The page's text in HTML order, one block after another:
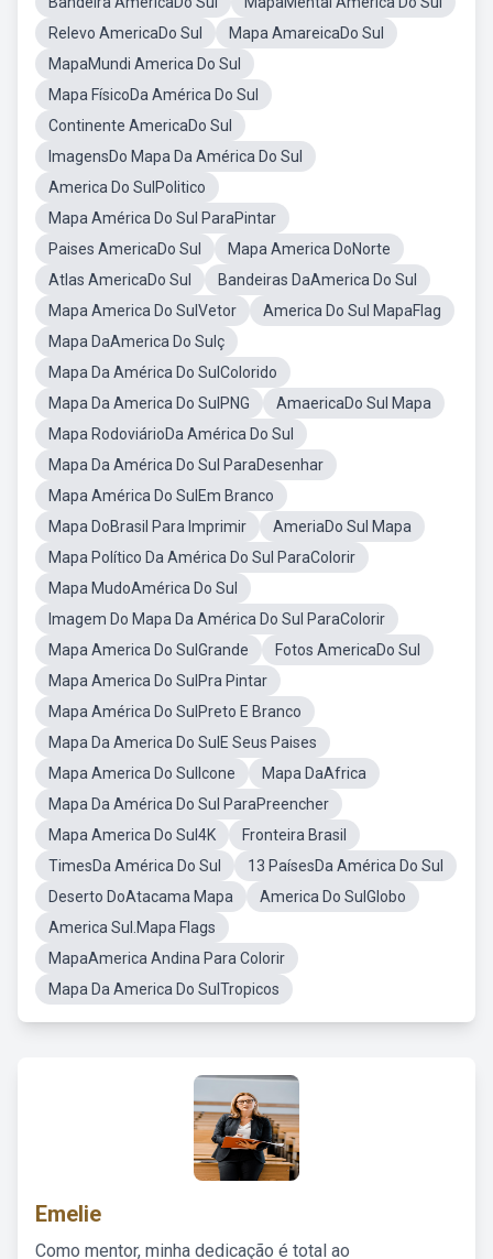
Relevo AmericaDo Sul
Mapa AmareicaDo Sul
MapaMundi America Do Sul
Mapa FísicoDa América Do Sul
Continente AmericaDo Sul
ImagensDo Mapa Da América Do Sul
America Do SulPolitico
Mapa América Do Sul ParaPintar
Paises AmericaDo Sul
Mapa America DoNorte
Atlas AmericaDo Sul
Bandeiras DaAmerica Do Sul
Mapa America Do SulVetor
America Do Sul MapaFlag
Mapa DaAmerica Do Sulç
Mapa Da América Do SulColorido
Mapa Da America Do SulPNG
AmaericaDo Sul Mapa
Mapa RodoviárioDa América Do Sul
Mapa Da América Do Sul ParaDesenhar
Mapa América Do SulEm Branco
Mapa DoBrasil Para Imprimir
AmeriaDo Sul Mapa
Mapa Político Da América Do Sul ParaColorir
Mapa MudoAmérica Do Sul
Imagem Do Mapa Da América Do Sul ParaColorir
Mapa America Do SulGrande
Fotos AmericaDo Sul
Mapa America Do SulPra Pintar
Mapa América Do SulPreto E Branco
Mapa Da America Do SulE Seus Paises
Mapa America Do SulIcone
Mapa DaAfrica
Mapa Da América Do Sul ParaPreencher
Mapa America Do Sul4K
Fronteira Brasil
TimesDa América Do Sul
13 PaísesDa América Do Sul
Deserto DoAtacama Mapa
America Do SulGlobo
America Sul.Mapa Flags
MapaAmerica Andina Para Colorir
Mapa Da America Do SulTropicos
Emelie
Como mentor, minha dedicação é total ao